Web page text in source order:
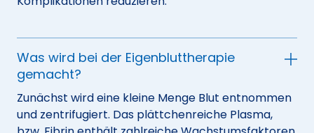
Was wird bei der Eigenbluttherapie
gemacht?
Zunächst wird eine kleine Menge Blut entnommen
und zentrifugiert. Das plättchenreiche Plasma,